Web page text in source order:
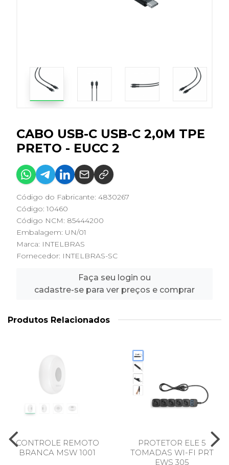
CABO USB-C USB-C 2,0M TPE
PRETO - EUCC 2
Código do Fabricante: 4830267
Código: 10460
Código NCM: 85444200
Embalagem: UN/01
Marca: INTELBRAS
Fornecedor: INTELBRAS-SC
Faça seu login ou
cadastre-se para ver preços e comprar
Produtos Relacionados
CONTROLE REMOTO
BRANCA MSW 1001
PROTETOR ELE 5
TOMADAS WI-FI PRT
EWS 305